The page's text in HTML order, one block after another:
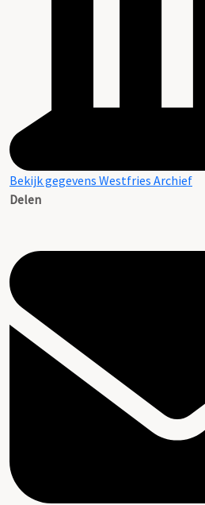
Bekijk gegevens Westfries Archief
Delen